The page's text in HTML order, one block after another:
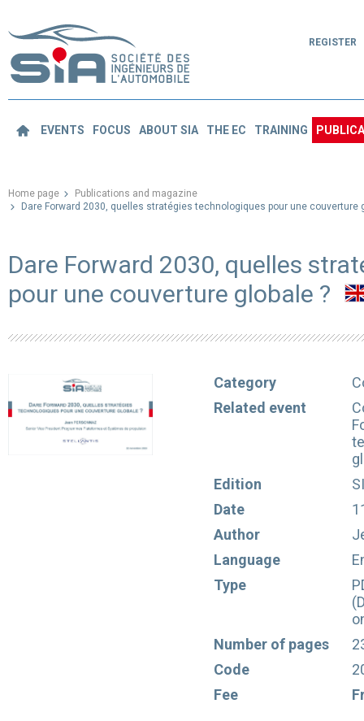
REGISTER
EVENTS FOCUS ABOUT SIA THE EC TRAINING
Home page
Publications and magazine
Dare Forward 2030, quelles stratégies technologiques pour une couverture
Dare Forward 2030, quelles
pour une couverture globale ?
Category
Related event
Edition
Date
Author
Language
Type
Number of pages
Code
Fee